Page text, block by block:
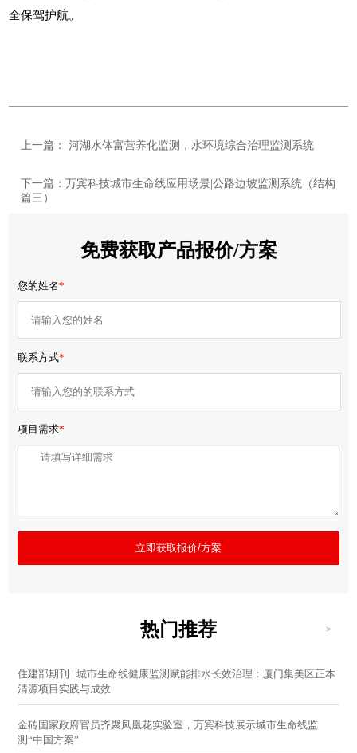
全保驾护航。
上一篇：​ 河湖水体富营养化监测，水环境综合治理监测系统
下一篇：万宾科技城市生命线应用场景|公路边坡监测系统（结构
篇三）
免费获取产品报价/方案
您的姓名*
联系方式*
项目需求*
立即获取报价/方案
热门推荐 >
住建部期刊 | 城市生命线健康监测赋能排水长效治理：厦门集美区正本
清源项目实践与成效
金砖国家政府官员齐聚凤凰花实验室，万宾科技展示城市生命线监
测“中国方案”